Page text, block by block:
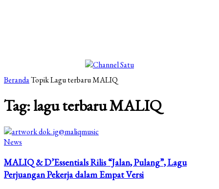
BerandaTopikLagu terbaru MALIQ
Tag: lagu terbaru MALIQ
News
MALIQ & D’Essentials Rilis “Jalan, Pulang”, Lagu
Perjuangan Pekerja dalam Empat Versi